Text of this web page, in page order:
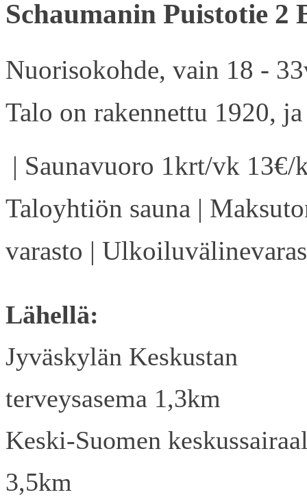
Schaumanin Puistotie 2
Nuorisokohde, vain 18 -
Talo on rakennettu 1920,
| Saunavuoro 1krt/vk
Taloyhtiön sauna |
varasto |
Lähellä:
Jyväskylän Keskustan
terveysasema 1,3km
Keski-Suomen
3,5km